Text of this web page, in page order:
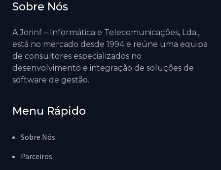
Sobre Nós
A Jorinf – Informática e Telecomunicações, Lda.,
está no mercado desde 1994 e reúne uma equipa
de consultores especializados no
desenvolvimento e integração de soluções de
software de gestão.
Menu Rápido
Sobre Nós
Parceiros